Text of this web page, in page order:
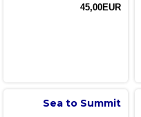
45,00EUR
Sea to Summit